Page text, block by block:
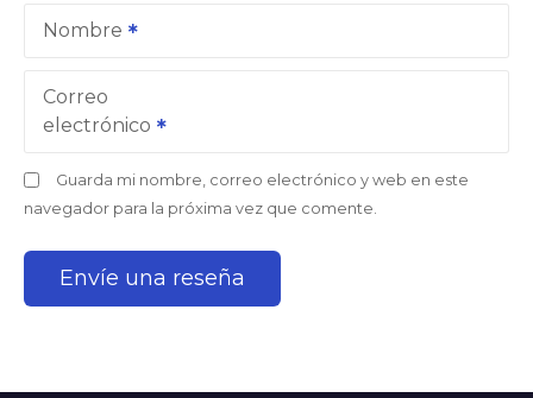
Nombre
Correo
electrónico
Guarda mi nombre, correo electrónico y web en este
navegador para la próxima vez que comente.